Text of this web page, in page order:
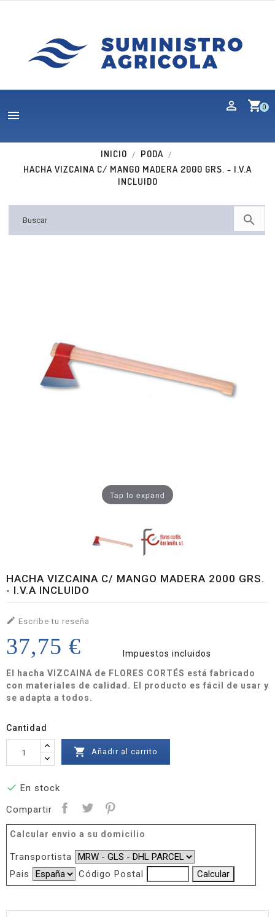
shopping_cart0

INICIO
PODA
HACHA VIZCAINA C/ MANGO MADERA 2000 GRS. - I.V.A
INCLUIDO

Tap to expand
HACHA VIZCAINA C/ MANGO MADERA 2000 GRS.
- I.V.A INCLUIDO
 Escribe tu reseña
37,75 €
Impuestos incluidos
El hacha VIZCAINA de FLORES CORTÉS está fabricado
con materiales de calidad. El producto es fácil de usar y
se adapta a todos.
Cantidad
 Añadir al carrito
 En stock
Compartir
Calcular envio a su domicilio
Transportista
Pais
Código Postal